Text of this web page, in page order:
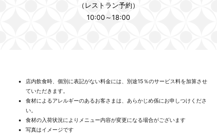
（レストラン予約）
10:00～18:00
店内飲食時、個別に表記がない料金には、別途15％のサービス料を加算させ
ていただきます。
食材によるアレルギーのあるお客さまは、あらかじめ係にお申しつけくださ
い。
食材の入荷状況によりメニュー内容が変更になる場合がございます
写真はイメージです